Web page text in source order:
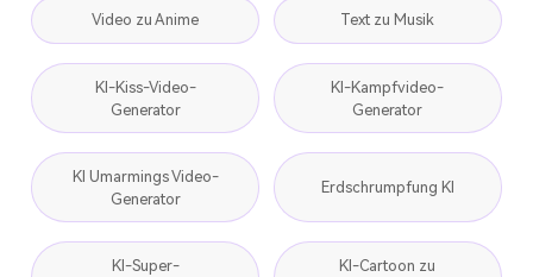
Video zu Anime Text zu Musik
KI-Kiss-Video-
Generator
KI-Kampfvideo-
Generator
KI Umarmings Video-
Generator
Erdschrumpfung KI
KI-Super-
KI-Cartoon zu